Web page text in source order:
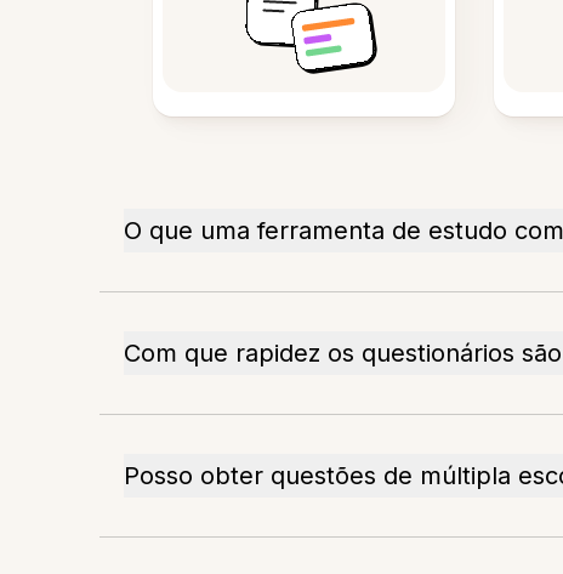
O que uma ferramenta de estudo
Com que rapidez os questionários
Posso obter questões de múltipla